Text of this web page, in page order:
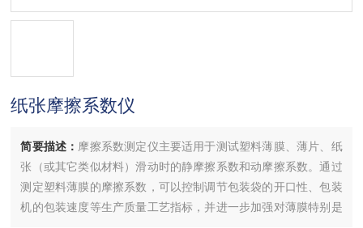
纸张摩擦系数仪
简要描述： 摩擦系数测定仪主要适用于测试塑料薄膜、薄片、纸
张（或其它类似材料）滑动时的静摩擦系数和动摩擦系数。通过
测定塑料薄膜的摩擦系数，可以控制调节包装袋的开口性、包装
机的包装速度等生产质量工艺指标，并进一步加强对薄膜特别是